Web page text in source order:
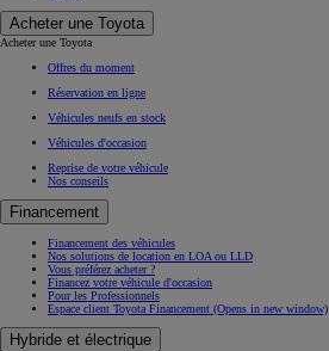
Acheter une Toyota
Acheter une Toyota
Offres du moment
Réservation en ligne
Véhicules neufs en stock
Véhicules d'occasion
Reprise de votre véhicule
Nos conseils
Financement
Financement des véhicules
Nos solutions de location en LOA ou LLD
Vous préférez acheter ?
Financez votre véhicule d'occasion
Pour les Professionnels
Espace client Toyota Financement (Opens in new window)
Hybride et électrique